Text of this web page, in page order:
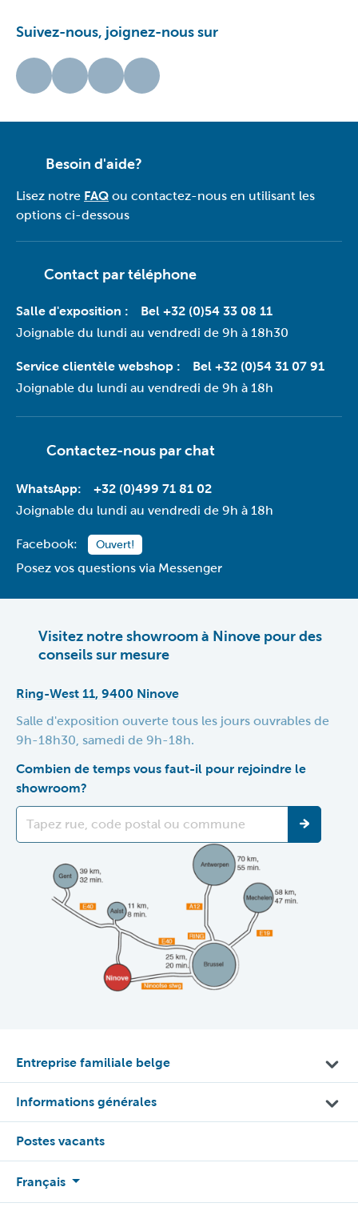
Suivez-nous, joignez-nous sur
Besoin d'aide?
Lisez notre FAQ ou contactez-nous en utilisant les
options ci-dessous
Contact par téléphone
Salle d'exposition :
Bel +32 (0)54 33 08 11
Joignable du lundi au vendredi de 9h à 18h30
Service clientèle webshop :
Bel +32 (0)54 31 07 91
Joignable du lundi au vendredi de 9h à 18h
Contactez-nous par chat
WhatsApp:
+32 (0)499 71 81 02
Joignable du lundi au vendredi de 9h à 18h
Facebook: Ouvert!
Posez vos questions via Messenger
Visitez notre showroom à Ninove pour des
conseils sur mesure
Ring-West 11, 9400 Ninove
Salle d'exposition ouverte tous les jours ouvrables de
9h-18h30, samedi de 9h-18h.
Combien de temps vous faut-il pour rejoindre le
showroom?
Entreprise familiale belge
Informations générales
Postes vacants
Français